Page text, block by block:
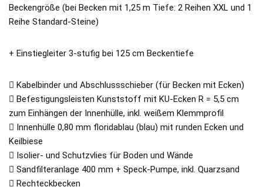
Beckengröße (bei Becken mit 1,25 m Tiefe: 2 Reihen XXL und 1
Reihe Standard-Steine)
+ Einstiegleiter 3-stufig bei 125 cm Beckentiefe
 Kabelbinder und Abschlussschieber (für Becken mit Ecken)
 Befestigungsleisten Kunststoff mit KU-Ecken R = 5,5 cm
zum Einhängen der Innenhülle, inkl. weißem Klemmprofil
 Innenhülle 0,80 mm floridablau (blau) mit runden Ecken und
Keilbiese
 Isolier- und Schutzvlies für Boden und Wände
 Sandfilteranlage 400 mm + Speck-Pumpe, inkl. Quarzsand
 Rechteckbecken